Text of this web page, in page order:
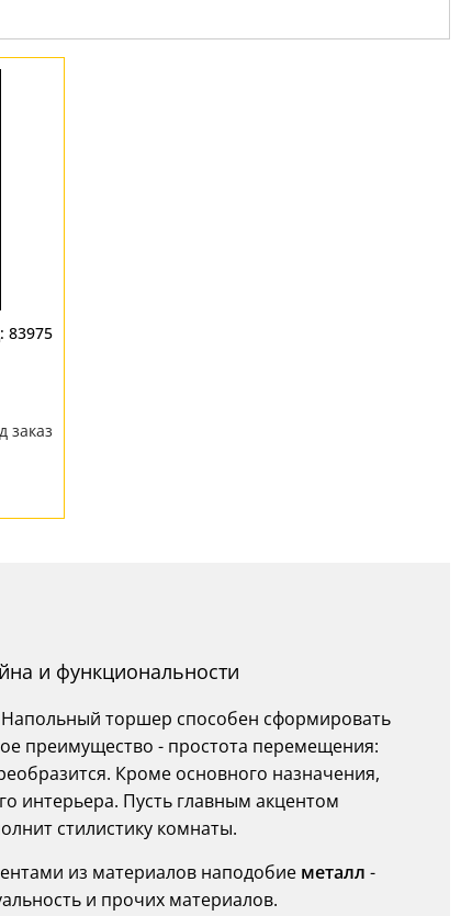
83975
заказ
и функциональности
торшер способен сформировать
преимущество - простота перемещения:
Кроме основного назначения,
интерьера. Пусть главным акцентом
стилистику комнаты.
из материалов наподобие металл -
и прочих материалов.